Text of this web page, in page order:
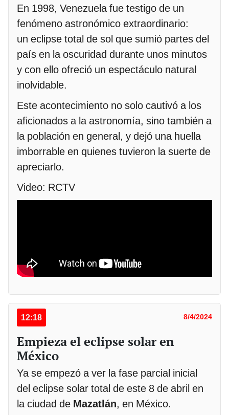
En 1998, Venezuela fue testigo de un
fenómeno astronómico extraordinario:
un eclipse total de sol que sumió partes del
país en la oscuridad durante unos minutos
y con ello ofreció un espectáculo natural
inolvidable.
Este acontecimiento no solo cautivó a los
aficionados a la astronomía, sino también a
la población en general, y dejó una huella
imborrable en quienes tuvieron la suerte de
apreciarlo.
Video: RCTV
12:18 8/4/2024
Empieza el eclipse solar en
México
Ya se empezó a ver la fase parcial inicial
del eclipse solar total de este 8 de abril en
la ciudad de Mazatlán, en México.